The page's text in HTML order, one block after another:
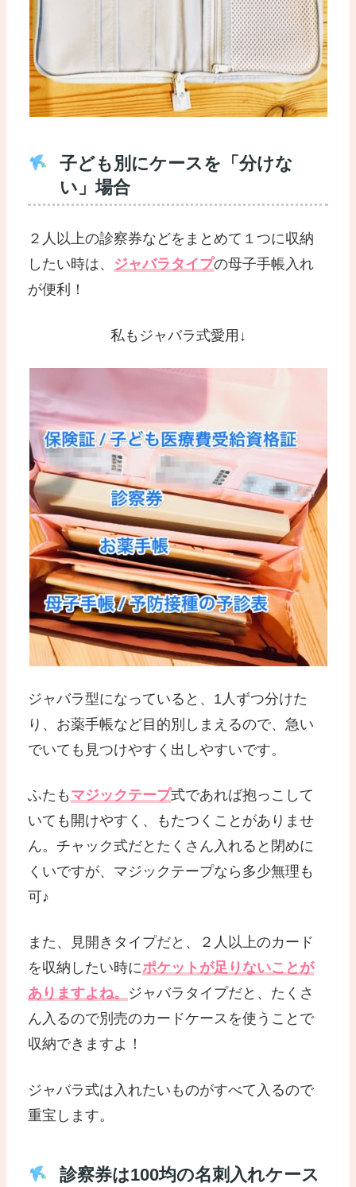
子ども別にケースを「分けな
い」場合
２人以上の診察券などをまとめて１つに収納
したい時は、 ジャバラタイプの母子手帳入れ
が便利！
私もジャバラ式愛用↓
ジャバラ型になっていると、1人ずつ分けた
り、お薬手帳など目的別しまえるので、急い
でいても見つけやすく出しやすいです。
ふたも マジックテープ式であれば抱っこして
いても開けやすく、もたつくことがありませ
ん。チャック式だとたくさん入れると閉めに
くいですが、マジックテープなら多少無理も
可♪
また、見開きタイプだと、２人以上のカード
を収納したい時にポケットが足りないことが
ありますよね。 ジャバラタイプだと、たくさ
ん入るので別売のカードケースを使うことで
収納できますよ！
ジャバラ式は入れたいものがすべて入るので
重宝します。
診察券は100均の名刺入れケース